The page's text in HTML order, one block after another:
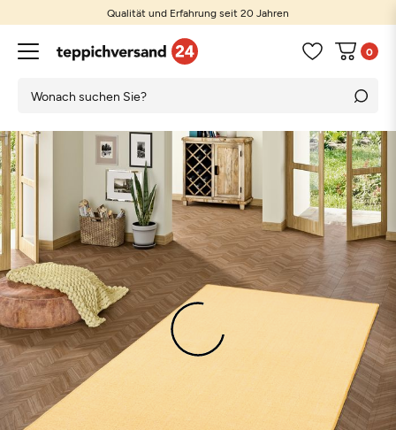
Qualität und Erfahrung seit 20 Jahren
0